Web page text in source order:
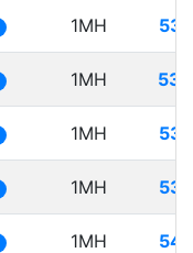
1MH
1MH
1MH
1MH
1MH